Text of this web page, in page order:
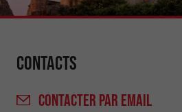
Contacts
CONTACTER PAR EMAIL